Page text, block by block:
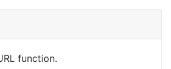
function.